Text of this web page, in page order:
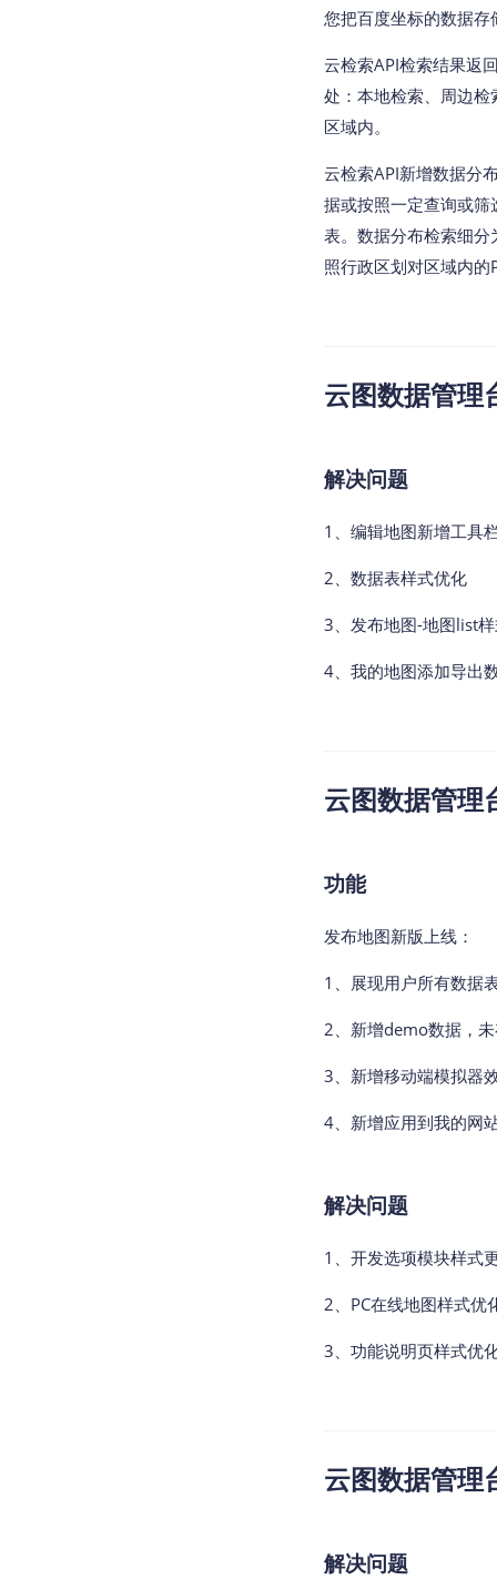
您把百度坐标的数据存
云检索API检索结果返
处：本地检索、周边
区域内。
云检索API新增数据分
据或按照一定查询或
表。数据分布检索细
照行政区划对区域内的
云图数据管
解决问题
1、编辑地图新增工具
2、数据表样式优化
3、发布地图-地图list
4、我的地图添加导出
云图数据管
功能
发布地图新版上线：
1、展现用户所有数据
2、新增demo数据，
3、新增移动端模拟器
4、新增应用到我的网
解决问题
1、开发选项模块样式
2、PC在线地图样式优
3、功能说明页样式优
云图数据管
解决问题